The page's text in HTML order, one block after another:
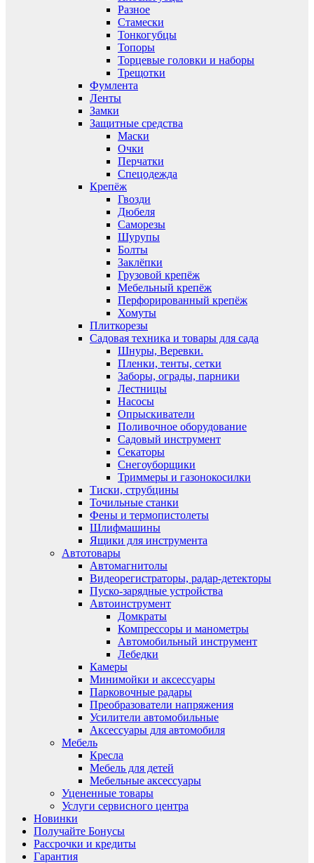
Разное
Стамески
Тонкогубцы
Топоры
Торцевые головки и наборы
Трещотки
Фумлента
Ленты
Замки
Защитные средства
Маски
Очки
Перчатки
Спецодежда
Крепёж
Гвозди
Дюбеля
Саморезы
Шурупы
Болты
Заклёпки
Грузовой крепёж
Мебельный крепёж
Перфорированный крепёж
Хомуты
Плиткорезы
Садовая техника и товары для сада
Шнуры, Веревки.
Пленки, тенты, сетки
Заборы, ограды, парники
Лестницы
Насосы
Опрыскиватели
Поливочное оборудование
Садовый инструмент
Секаторы
Снегоуборщики
Триммеры и газонокосилки
Тиски, струбцины
Точильные станки
Фены и термопистолеты
Шлифмашины
Ящики для инструмента
Автотовары
Автомагнитолы
Видеорегистраторы, радар-детекторы
Пуско-зарядные устройства
Автоинструмент
Домкраты
Компрессоры и манометры
Автомобильный инструмент
Лебедки
Камеры
Минимойки и аксессуары
Парковочные радары
Преобразователи напряжения
Усилители автомобильные
Аксессуары для автомобиля
Мебель
Кресла
Мебель для детей
Мебельные аксессуары
Уцененные товары
Услуги сервисного центра
Новинки
Получайте Бонусы
Рассрочки и кредиты
Гарантия